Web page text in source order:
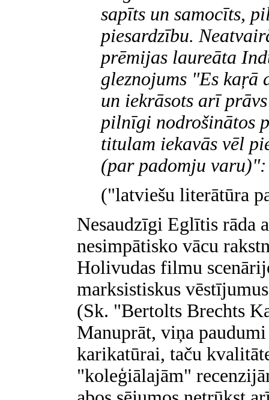
sapīts un samocīts,
piesardzību.
prēmijas laureāta
gleznojums "Es kaŗā
un iekrāsots arī
pilnīgi nodrošinātos
titulam iekavās vēl
(par padomju varu)":
("latviešu literātūra
Nesaudzīgi Eglītis rāda
nesimpātisko vācu
Holivudas filmu
marksistiskus
(Sk. "Bertolts Brechts
Manuprāt, viņa
karikatūrai, taču
"koleģiālajām"